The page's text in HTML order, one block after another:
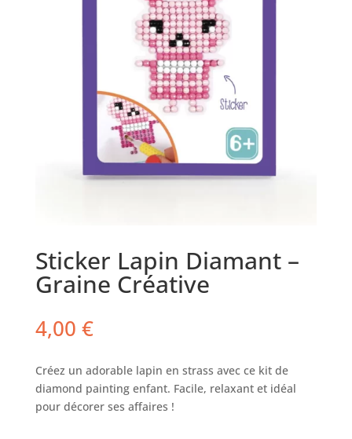
Sticker Lapin Diamant –
Graine Créative
4,00 €
Créez un adorable lapin en strass avec ce kit de
diamond painting enfant. Facile, relaxant et idéal
pour décorer ses affaires !